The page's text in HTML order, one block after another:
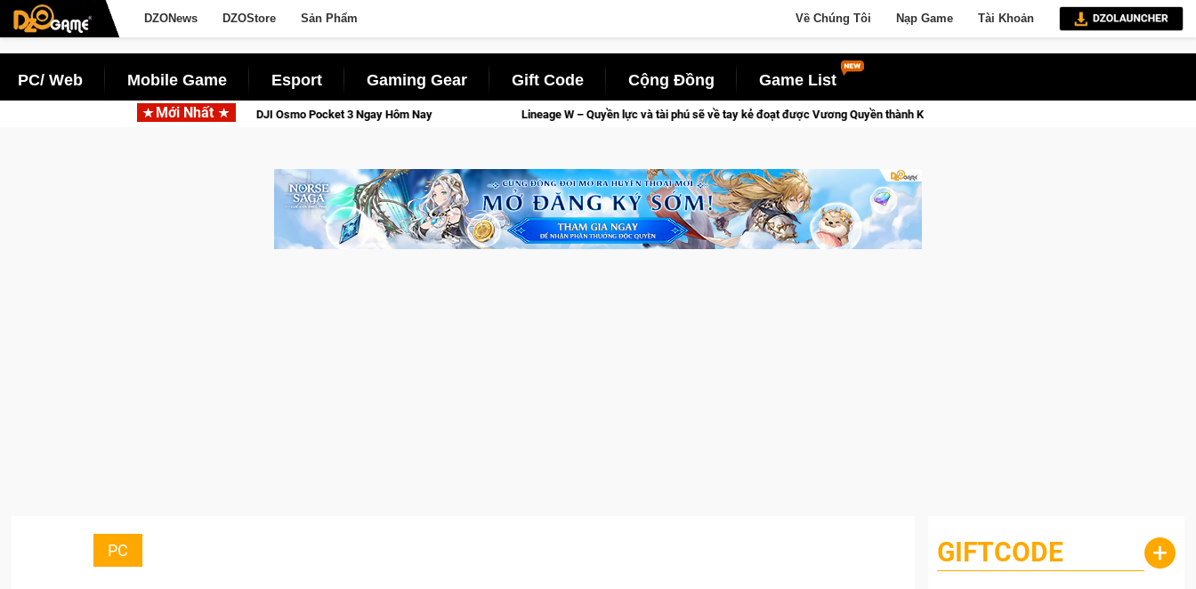
DZONews DZOStore Sản Phẩm Về Chúng Tôi Nạp Game Tài Khoản
PC/ Web Mobile Game Esport Gaming Gear Gift Code Cộng Đồng Game List
Mới Nhất
Tỉnh, Săn DJI Osmo Pocket 3 Ngay Hôm Nay Lineage W – Quyền lực và tài phú sẽ về tay kẻ đoạt được Vương Quyền thành Kent sắp tới! Medal Hunter: Game bắn súng PvP tọa độ đỉnh cao đưa
PC GIFTCODE +